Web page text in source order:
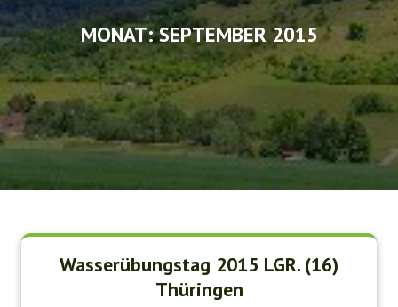
MONAT:SEPTEMBER 2015
Wasserübungstag 2015 LGR. (16)
Thüringen